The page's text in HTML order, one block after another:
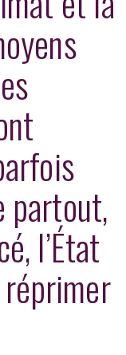
partout,
l’État